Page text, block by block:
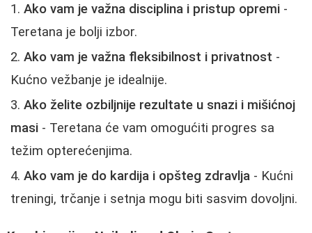
Ako vam je važna disciplina i pristup opremi -
Teretana je bolji izbor.
Ako vam je važna fleksibilnost i privatnost -
Kućno vežbanje je idealnije.
Ako želite ozbiljnije rezultate u snazi i mišićnoj
masi - Teretana će vam omogućiti progres sa
težim opterećenjima.
Ako vam je do kardija i opšteg zdravlja - Kućni
treningi, trčanje i setnja mogu biti sasvim dovoljni.